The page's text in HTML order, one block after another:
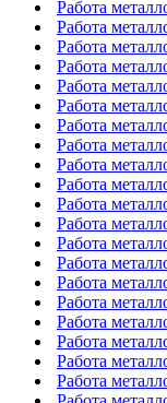
Работа
Работа
Работа
Работа
Работа
Работа
Работа
Работа
Работа
Работа
Работа
Работа
Работа
Работа
Работа
Работа
Работа
Работа
Работа
Работа